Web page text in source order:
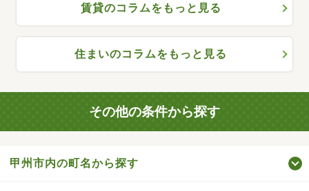
賃貸のコラムをもっと見る
住まいのコラムをもっと見る
その他の条件から探す
甲州市内の町名から探す